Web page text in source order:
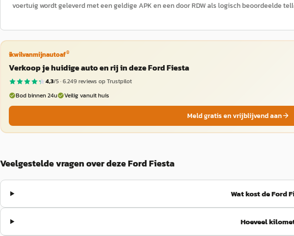
voertuig wordt geleverd met een geldige APK en een door RDW als logisch beoordeelde
ikwilvanmijnautoaf®
Verkoop je huidige auto en rij in deze Ford Fiesta
4,3/5 ·6.249reviews op Trustpilot
Bod binnen 24u
Veilig vanuit huis
Meld gratis en vrijblijvend aan
Veelgestelde vragen over deze Ford Fiesta
Wat kost de Ford
Hoeveel